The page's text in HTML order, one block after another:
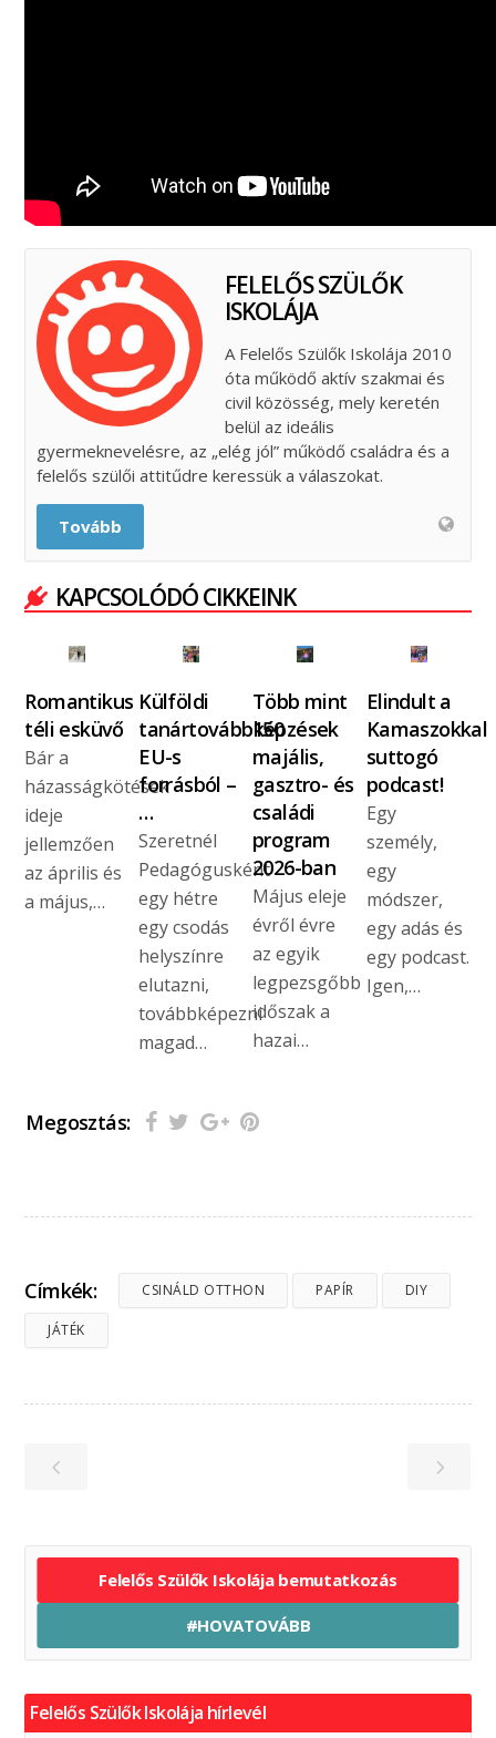
FELELŐS SZÜLŐK
ISKOLÁJA
A Felelős Szülők Iskolája 2010
óta működő aktív szakmai és
civil közösség, mely keretén
belül az ideális
gyermeknevelésre, az „elég jól” működő családra és a
felelős szülői attitűdre keressük a válaszokat.
Tovább
KAPCSOLÓDÓ CIKKEINK
Romantikus
téli esküvő
Bár a
házasságkötések
ideje
jellemzően
az április és
a május,…
Külföldi
tanártovábbképzések
EU-s
forrásból –
…
Szeretnél
Pedagógusként
egy hétre
egy csodás
helyszínre
elutazni,
továbbképezni
magad…
Több mint
150
majális,
gasztro- és
családi
program
2026-ban
Május eleje
évről évre
az egyik
legpezsgőbb
időszak a
hazai…
Elindult a
Kamaszokkal
suttogó
podcast!
Egy
személy,
egy
módszer,
egy adás és
egy podcast.
Igen,…
Megosztás:
Címkék: CSINÁLD OTTHON PAPÍR DIY
JÁTÉK
Felelős Szülők Iskolája bemutatkozás
#HOVATOVÁBB
Felelős Szülők Iskolája hírlevél